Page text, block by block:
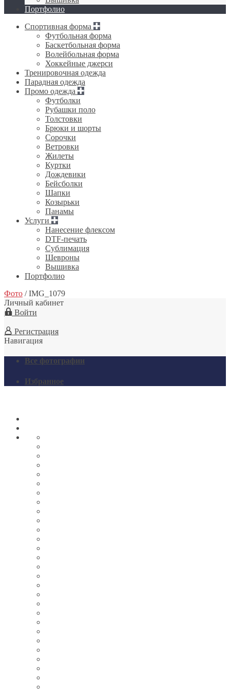
Портфолио
Спортивная форма
Футбольная форма
Баскетбольная форма
Волейбольная форма
Хоккейные джерси
Тренировочная одежда
Парадная одежда
Промо одежда
Футболки
Рубашки поло
Толстовки
Брюки и шорты
Сорочки
Ветровки
Жилеты
Куртки
Дождевики
Бейсболки
Шапки
Козырьки
Панамы
Услуги
Нанесение флексом
DTF-печать
Сублимация
Шевроны
Вышивка
Портфолио
Фото /IMG_1079
Личный кабинет
Войти
Регистрация
Навигация
Все фотографии
Избранное